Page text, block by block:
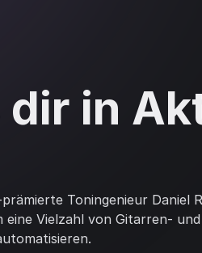
dir in
Toningenieur Daniel
eine Vielzahl von Gitarren-